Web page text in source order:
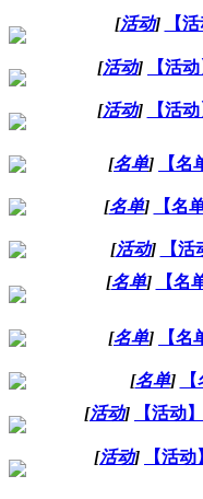
[活动]
【
[活动]
【活
[活动]
【活
[名单] 【
[名单] 【名
[活动]
【
[名单] 【名
[名单] 【
[名单]
[活动]
【活动
[活动]
【活